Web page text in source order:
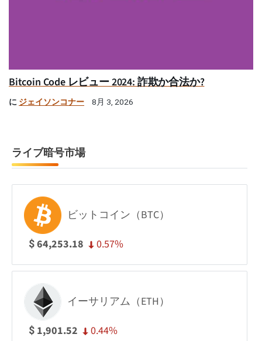
Bitcoin Code レビュー 2024: 詐欺か合法か?
に ジェイソンコナー 8月 3, 2026
ライブ暗号市場
ビットコイン（BTC）
$64,253.18 0.57%
イーサリアム（ETH）
$ 1,901.52 0.44%